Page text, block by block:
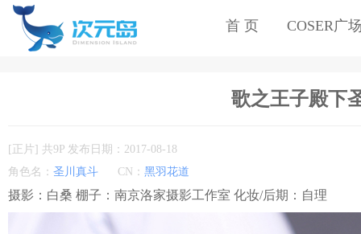
首 页 COSER广
歌之王子殿下
[正片] 共9P 发布日期：2017-08-18
角色名： 圣川真斗 CN： 黑羽花道
摄影：白桑 棚子：南京洛家摄影工作室 化妆/后期：自理